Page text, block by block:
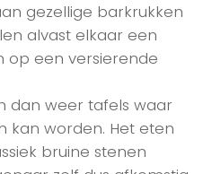
gezellige barkrukken
alvast elkaar een
op een versierende
dan weer tafels waar
kan worden. Het eten
bruine stenen